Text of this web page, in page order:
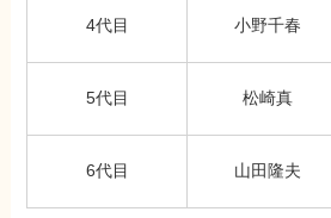
4代目 小野千春
5代目 松崎真
6代目 山田隆夫